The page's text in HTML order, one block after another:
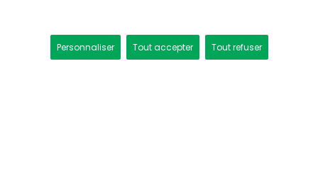
Personnaliser Tout accepter Tout refuser